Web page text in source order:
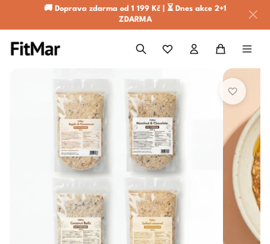
🚚 Doprava zdarma od 1 199 Kč | ⏳ Dnes akce 2+1
ZDARMA